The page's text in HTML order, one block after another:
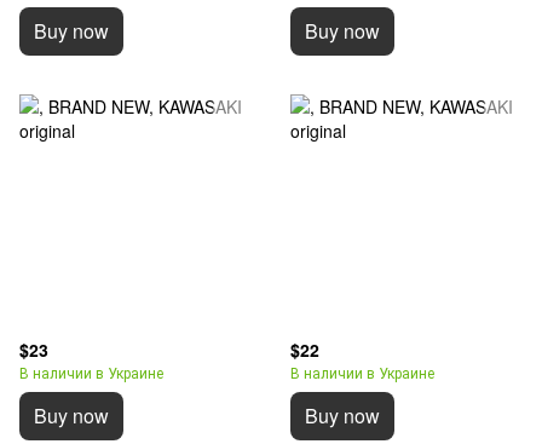
Buy now Buy now
$23
В наличии в Украине
Buy now
$22
В наличии в Украине
Buy now